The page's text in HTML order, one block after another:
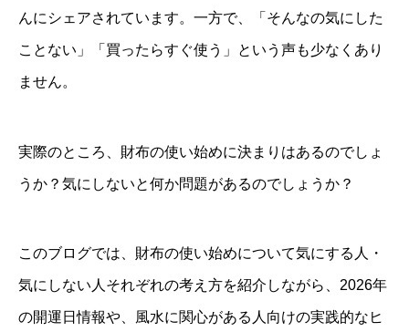
んにシェアされています。一方で、「そんなの気にした
ことない」「買ったらすぐ使う」という声も少なくあり
ません。
実際のところ、財布の使い始めに決まりはあるのでしょ
うか？気にしないと何か問題があるのでしょうか？
このブログでは、財布の使い始めについて気にする人・
気にしない人それぞれの考え方を紹介しながら、2026年
の開運日情報や、風水に関心がある人向けの実践的なヒ